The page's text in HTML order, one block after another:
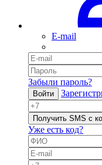
E-mail
Забыли пароль?
Войти
Получить SMS с
Уже есть код?